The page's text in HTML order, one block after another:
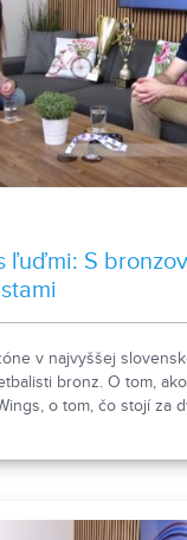
ľuďmi: S
v najvyššej
bronz. O tom,
o tom, čo stojí za